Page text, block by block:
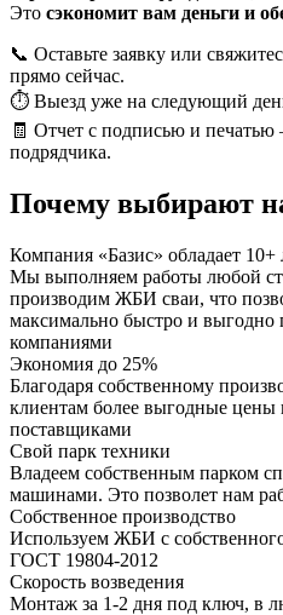
Это сэкономит вам деньги и
📞 Оставьте заявку или
прямо сейчас.
⏱ Выезд уже на следующий
🧾 Отчет с подписью и
подрядчика.
Почему выбирают
Компания «Базис» обладает
Мы выполняем работы любой
производим ЖБИ сваи, что
максимально быстро и выгодно
компаниями
Экономия до 25%
Благодаря собственному
клиентам более выгодные
поставщиками
Свой парк техники
Владеем собственным парком
машинами. Это позволет нам
Собственное производство
Используем ЖБИ с
ГОСТ 19804-2012
Скорость возведения
Монтаж за 1-2 дня под ключ, в